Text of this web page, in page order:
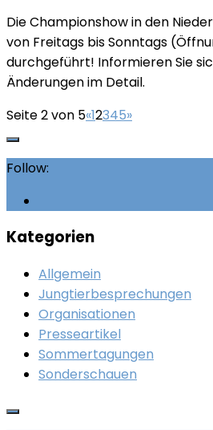
Die Championshow in den
von Freitags bis Sonntags
durchgeführt! Informieren Sie
Änderungen im Detail.
Seite 2 von 5«12345»
Follow:
Kategorien
Allgemein
Jungtierbesprechungen
Organisationen
Presseartikel
Sommertagungen
Sonderschauen